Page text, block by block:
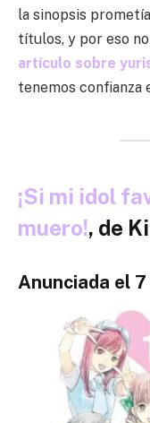
la sinopsis
títulos, y por eso
artículo sobre
tenemos confianza
¡Si mi idol
muero!, de
Anunciada el